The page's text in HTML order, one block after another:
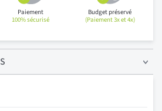
Paiement
100% sécurisé
Budget préservé
(Paiement 3x et 4x)